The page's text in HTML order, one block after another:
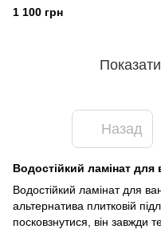
1 100 грн
Назад
Водостійкий ламінат для
Водостійкий ламінат для
альтернатива плитковій
посковзнутися, він завжди